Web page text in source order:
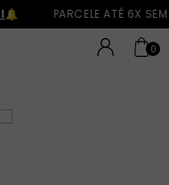
PARCELE ATÉ 6X SEM
0